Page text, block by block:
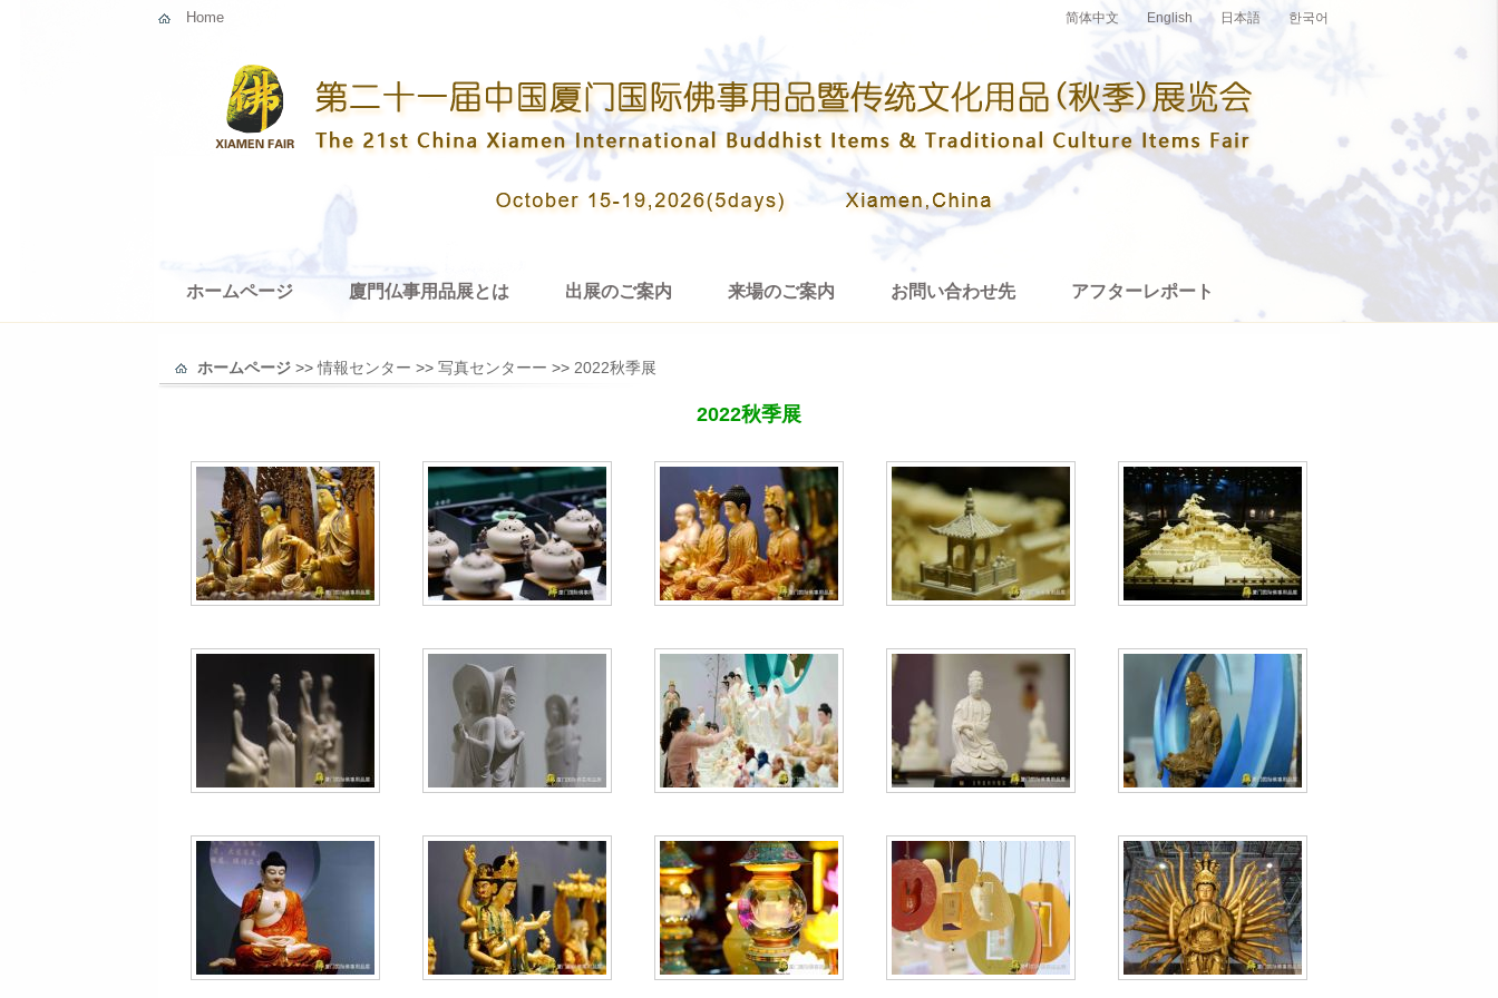
Home 简体中文 English 日本語 한국어
ホームページ 廈門仏事用品展とは 出展のご案内 来場のご案内 お問い合わせ先 アフターレポート
ホームページ >>情報センター >> 写真センターー >> 2022秋季展
2022秋季展